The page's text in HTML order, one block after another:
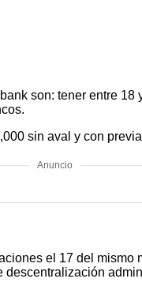
son: tener entre
sin aval y con
Anuncio
el 17 del